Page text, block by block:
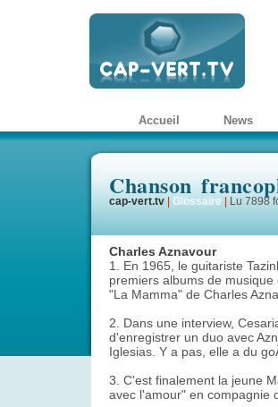
Accueil News
Chanson
cap-vert.tv Glossaire Lu 7898
Charles Aznavour
1. En 1965, le guitariste
premiers albums de
"La Mamma" de Charles
2. Dans une interview,
d'enregistrer un duo avec
Iglesias. Y a pas, elle a du
3. C'est finalement la jeune
avec l'amour" en compagnie